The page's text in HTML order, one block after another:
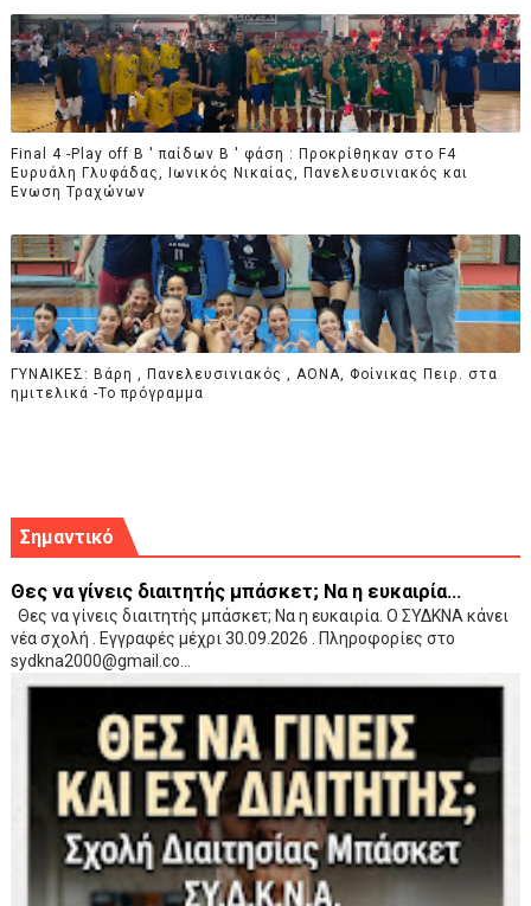
Final 4 -Play off Β ' παίδων Β ' φάση : Προκρίθηκαν στο F4
Ευρυάλη Γλυφάδας, Ιωνικός Νικαίας, Πανελευσινιακός και
Ενωση Τραχώνων
ΓΥΝΑΙΚΕΣ: Βάρη , Πανελευσινιακός , ΑΟΝΑ, Φοίνικας Πειρ. στα
ημιτελικά -Το πρόγραμμα
Σημαντικό
Θες να γίνεις διαιτητής μπάσκετ; Να η ευκαιρία...
Θες να γίνεις διαιτητής μπάσκετ; Να η ευκαιρία. Ο ΣΥΔΚΝΑ κάνει
νέα σχολή . Εγγραφές μέχρι 30.09.2026 . Πληροφορίες στο
sydkna2000@gmail.co...